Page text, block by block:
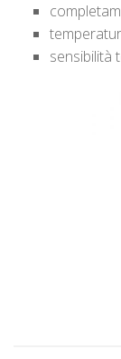
sensibilità